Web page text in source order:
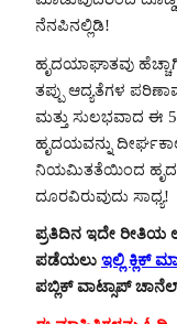
ನೆನಪಿನಲ್ಲಿಡಿ!
ಹೃದಯಾಘಾತವು
ತಪ್ಪು ಆದ್ಯತೆಗಳ
ಮತ್ತು ಸುಲಭವಾದ ಈ
ಹೃದಯವನ್ನು
ನಿಯಮಿತತೆಯಿಂದ
ದೂರವಿರುವುದು ಸಾಧ್ಯ!
ಪ್ರತಿದಿನ ಇದೇ ರೀತಿಯ
ಪಡೆಯಲು ಇಲ್ಲಿ ಕ್ಲಿಕ್
ಪಬ್ಲಿಕ್ ವಾಟ್ಸಾಪ್